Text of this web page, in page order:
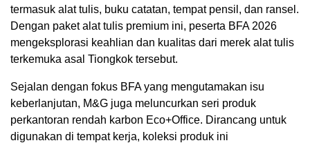
termasuk alat tulis, buku catatan, tempat pensil, dan ransel.
Dengan paket alat tulis premium ini, peserta BFA 2026
mengeksplorasi keahlian dan kualitas dari merek alat tulis
terkemuka asal Tiongkok tersebut.
Sejalan dengan fokus BFA yang mengutamakan isu
keberlanjutan, M&G juga meluncurkan seri produk
perkantoran rendah karbon Eco+Office. Dirancang untuk
digunakan di tempat kerja, koleksi produk ini